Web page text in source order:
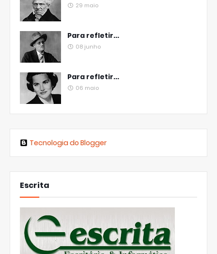
29 maio
Para refletir...
08 junho
Para refletir...
06 maio
Tecnologia do Blogger
Escrita